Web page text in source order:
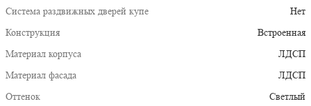
Система раздвижных дверей купе
Нет
Конструкция
Встроенная
Материал корпуса
ЛДСП
Материал фасада
ЛДСП
Оттенок
Светлый